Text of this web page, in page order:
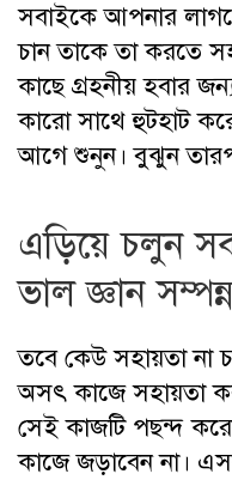
সবাইকে আপনার
চান তাকে তা করতে
কাছে গ্রহনীয় হবার
কারো সাথে হুটহাট
আগে শুনুন। বুঝুন
এড়িয়ে চলুন
ভাল জ্ঞান
তবে কেউ সহায়তা না
অসৎ কাজে সহায়তা
সেই কাজটি পছন্দ
কাজে জড়াবেন না।